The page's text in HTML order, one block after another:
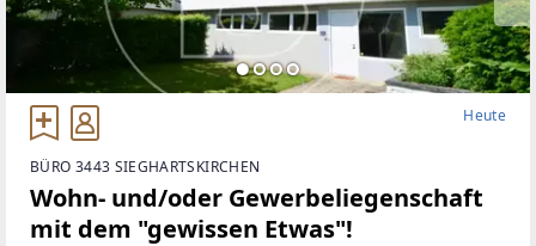
Heute
BÜRO 3443 SIEGHARTSKIRCHEN
Wohn- und/oder Gewerbeliegenschaft
mit dem "gewissen Etwas"!